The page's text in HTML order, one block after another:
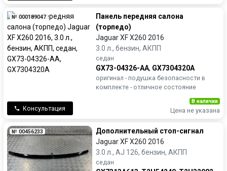
№ 000189047
Панель передняя салона
(торпедо)
Jaguar XF X260 2016
3.0 л., бензин, АКПП
седан
GX73-04326-AA, GX7304320A
оригинал - подушка безопасности в
комплекте - отличное состояние
Консультация
В наличии
Цена не указана
№ 00456233
Дополнительный стоп-сигнал
Jaguar XF X260 2016
3.0 л., AJ 126, бензин, АКПП
седан